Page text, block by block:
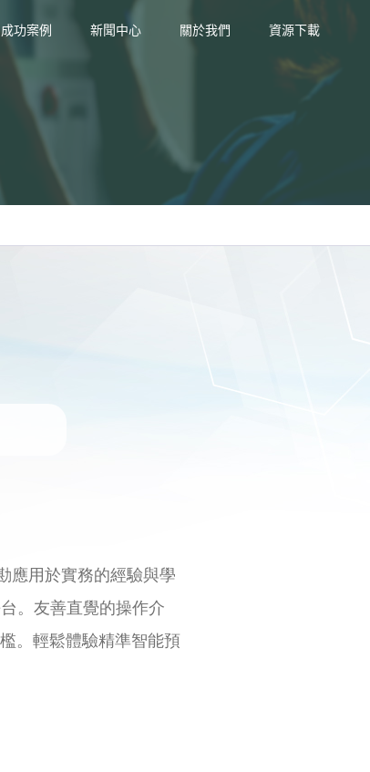
成功案例 新聞中心 關於我們 資源下載
應用於實務的經驗與學
。友善直覺的操作介
。輕鬆體驗精準智能預